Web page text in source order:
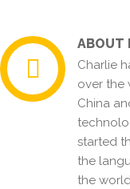
ABOUT
Charlie
over the
China
started
the
the